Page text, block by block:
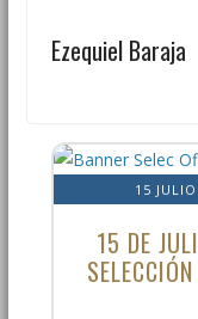
Ezequiel Baraja
15
15 DE